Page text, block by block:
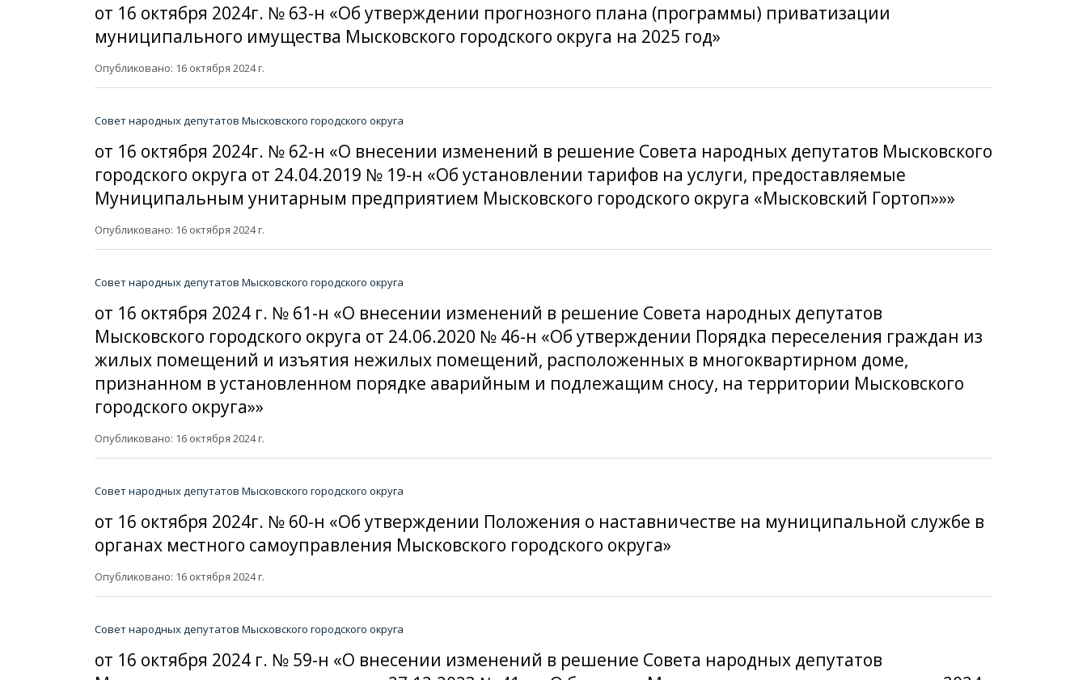
от 16 октября 2024г. № 63-н «Об утверждении прогнозного плана (программы) приватизации
муниципального имущества Мысковского городского округа на 2025 год»
Опубликовано: 16 октября 2024 г.
Совет народных депутатов Мысковского городского округа
от 16 октября 2024г. № 62-н «О внесении изменений в решение Совета народных депутатов Мысковского
городского округа от 24.04.2019 № 19-н «Об установлении тарифов на услуги, предоставляемые
Муниципальным унитарным предприятием Мысковского городского округа «Мысковский Гортоп»»»
Опубликовано: 16 октября 2024 г.
Совет народных депутатов Мысковского городского округа
от 16 октября 2024 г. № 61-н «О внесении изменений в решение Совета народных депутатов
Мысковского городского округа от 24.06.2020 № 46-н «Об утверждении Порядка переселения граждан из
жилых помещений и изъятия нежилых помещений, расположенных в многоквартирном доме,
признанном в установленном порядке аварийным и подлежащим сносу, на территории Мысковского
городского округа»»
Опубликовано: 16 октября 2024 г.
Совет народных депутатов Мысковского городского округа
от 16 октября 2024г. № 60-н «Об утверждении Положения о наставничестве на муниципальной службе в
органах местного самоуправления Мысковского городского округа»
Опубликовано: 16 октября 2024 г.
Совет народных депутатов Мысковского городского округа
от 16 октября 2024 г. № 59-н «О внесении изменений в решение Совета народных депутатов